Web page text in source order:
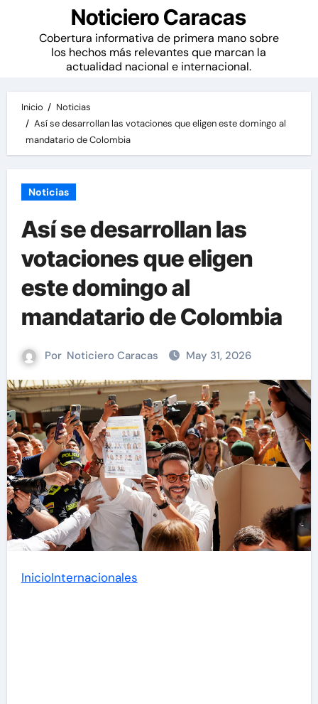
Noticiero Caracas
Cobertura informativa de primera mano sobre
los hechos más relevantes que marcan la
actualidad nacional e internacional.
Inicio
Noticias
Así se desarrollan las votaciones que eligen este domingo al
mandatario de Colombia
Noticias
Así se desarrollan las
votaciones que eligen
este domingo al
mandatario de Colombia
Por Noticiero Caracas May 31, 2026
InicioInternacionales